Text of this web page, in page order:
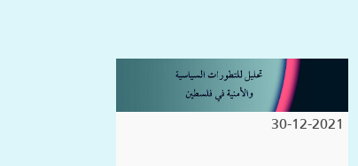
30-12-2021